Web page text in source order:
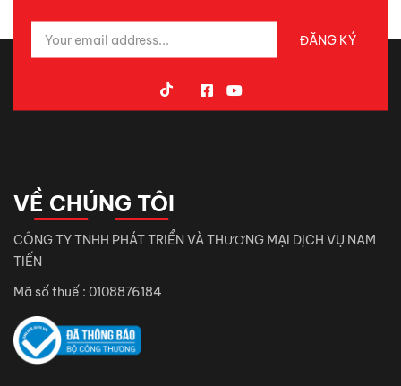
VỀ CHÚNG TÔI
CÔNG TY TNHH PHÁT TRIỂN VÀ THƯƠNG MẠI DỊCH VỤ NAM
TIẾN
Mã số thuế : 0108876184